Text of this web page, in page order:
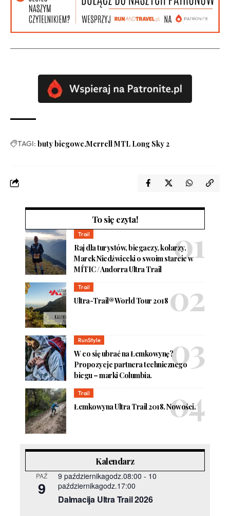
TAGI: buty biegowe Merrell MTL Long Sky 2
To się czyta!
Trail
Raj dla turystów, biegaczy, kolarzy.
Marek Niedźwiecki o swoim starcie w
MÍTIC / Andorra Ultra Trail
Trail
Ultra-Trail® World Tour 2018
RunStyle
W co się ubrać na Łemkowynę?
Propozycje partnera technicznego
biegu – marki Columbia.
Trail
Łemkowyna Ultra Trail 2018. Nowości.
Kalendarz
PAŹ
9
9 październikagodz.08:00 - 10
październikagodz.17:00
Dalmacija Ultra Trail 2026